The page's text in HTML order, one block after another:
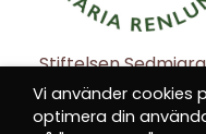
Stiftelsen
understöds av
minne.
Vi använder cookies
optimera din